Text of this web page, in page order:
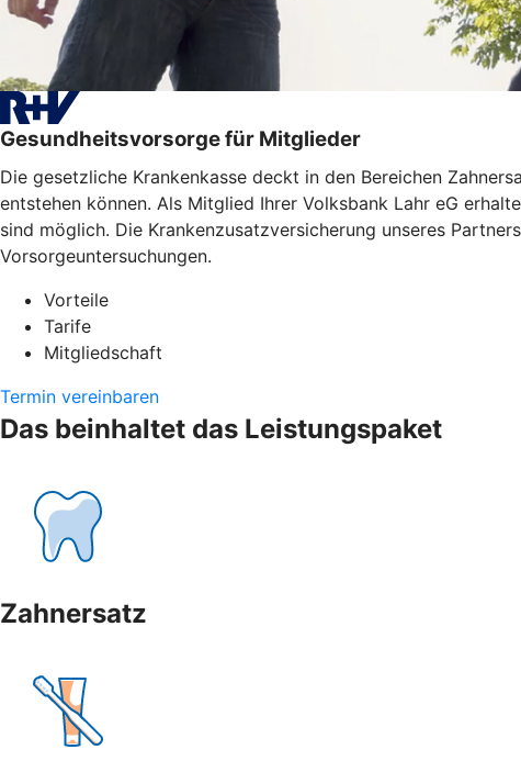
Gesundheitsvorsorge für Mitglieder
Die gesetzliche Krankenkasse deckt in den Bereichen
entstehen können. Als Mitglied Ihrer Volksbank Lahr eG
sind möglich. Die Krankenzusatzversicherung unseres
Vorsorgeuntersuchungen.
Vorteile
Tarife
Mitgliedschaft
Termin vereinbaren
Das beinhaltet das Leistungspaket
Zahnersatz